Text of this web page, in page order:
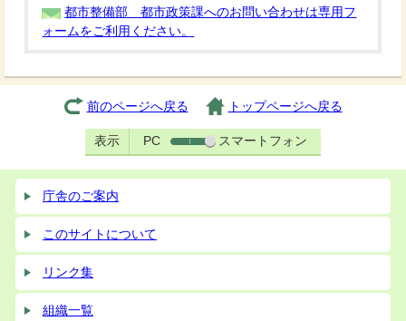
都市整備部 都市政策課へのお問い合わせは専用フ
ォームをご利用ください。
前のページへ戻る トップページへ戻る
表示 PC スマートフォン
庁舎のご案内
このサイトについて
リンク集
組織一覧